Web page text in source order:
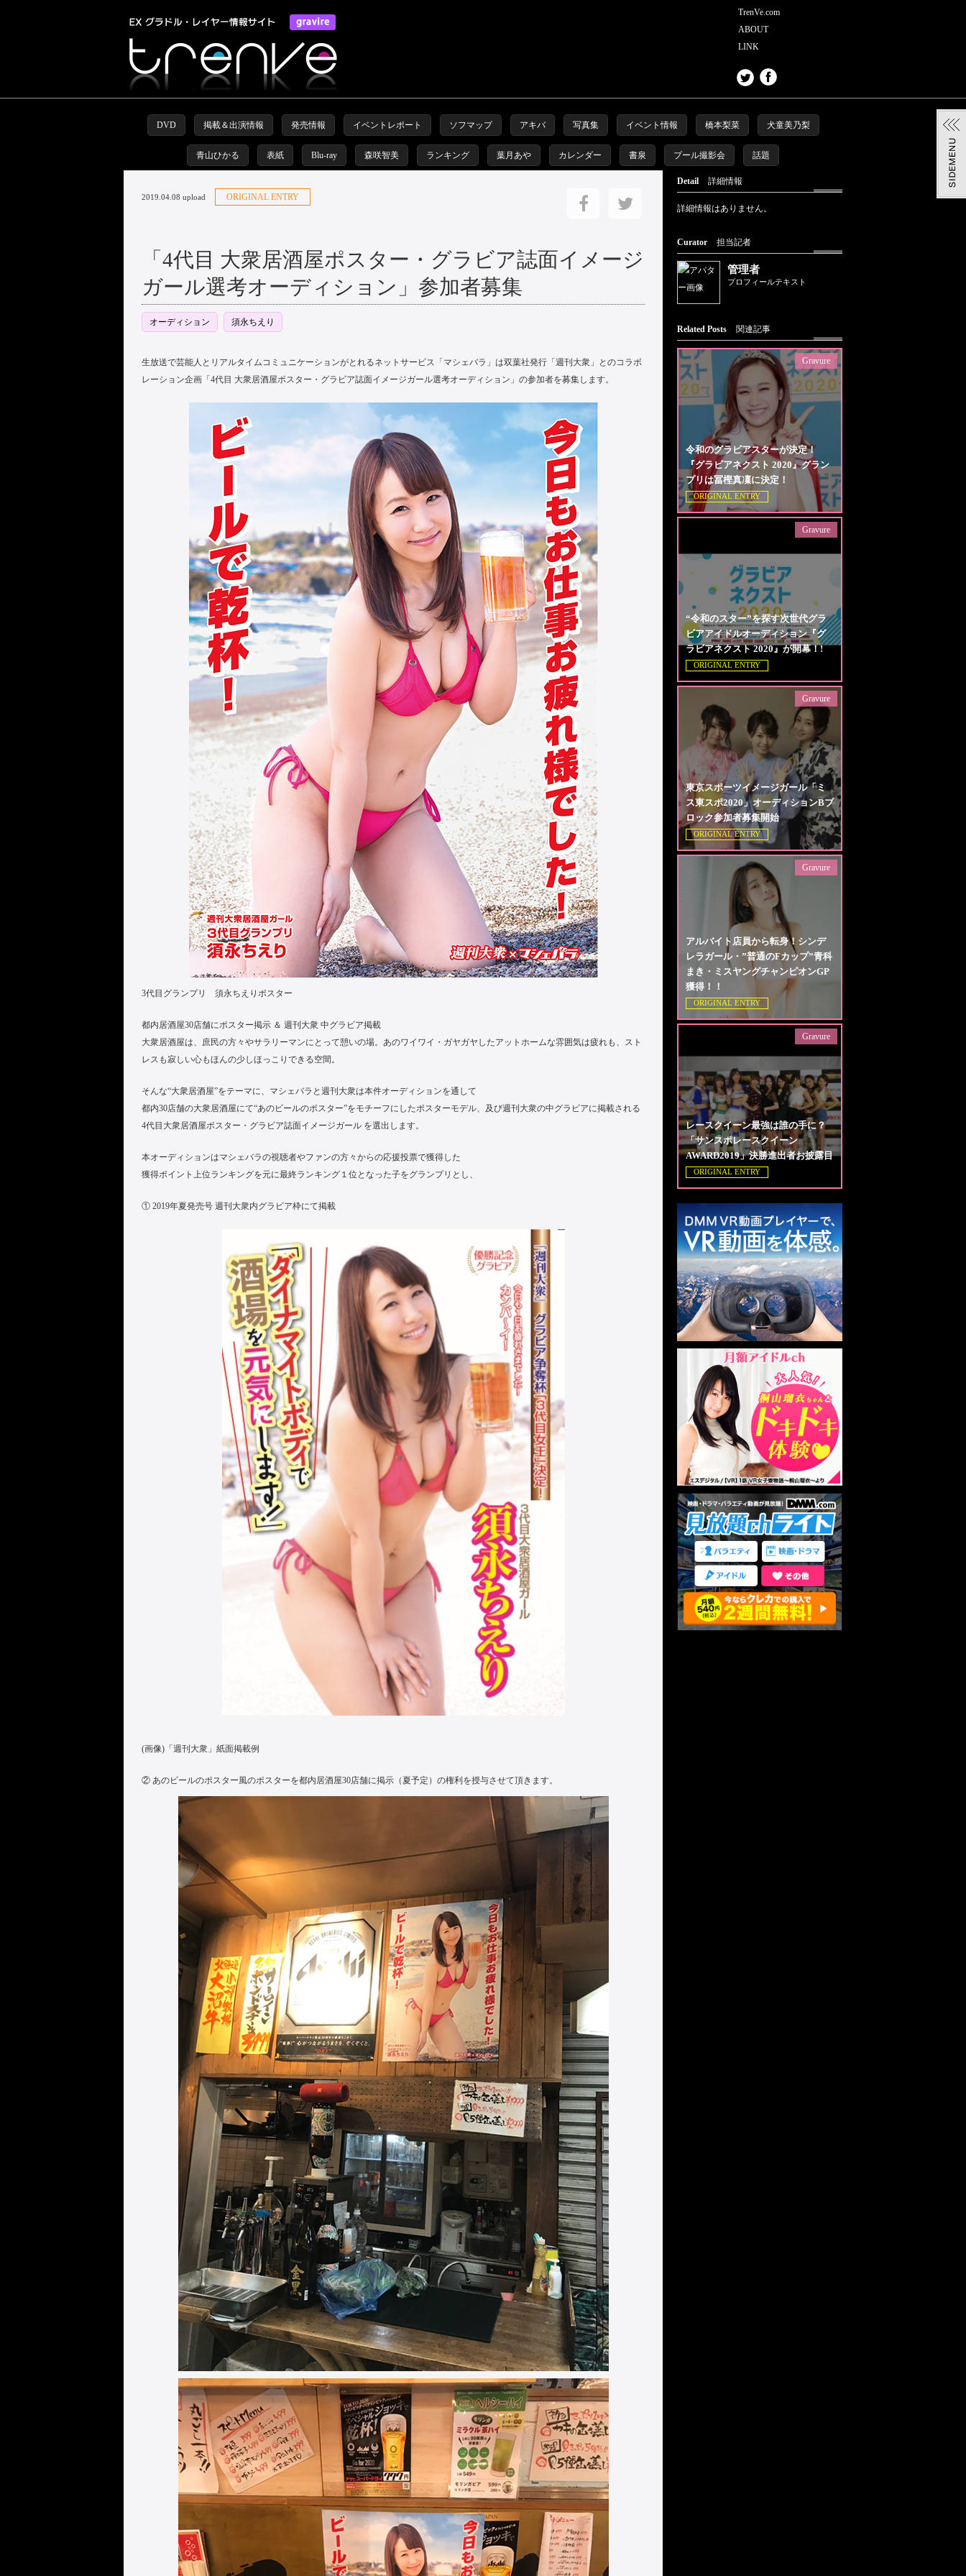
TrenVe.com
ABOUT
LINK
DVD 掲載＆出演情報 発売情報 イベントレポート ソフマップ アキバ 写真集 イベント情報 橋本梨菜 犬童美乃梨
青山ひかる 表紙 Blu-ray 森咲智美 ランキング 葉月あや カレンダー 書泉 プール撮影会 話題
2019.04.08 upload ORIGINAL ENTRY
「4代目 大衆居酒屋ポスター・グラビア誌面イメージ
ガール選考オーディション」参加者募集
オーディション 須永ちえり
生放送で芸能人とリアルタイムコミュニケーションがとれるネットサービス「マシェバラ」は双葉社発行「週刊大衆」とのコラボ
レーション企画「4代目 大衆居酒屋ポスター・グラビア誌面イメージガール選考オーディション」の参加者を募集します。
3代目グランプリ 須永ちえりポスター
都内居酒屋30店舗にポスター掲示 ＆ 週刊大衆 中グラビア掲載
大衆居酒屋は、庶民の方々やサラリーマンにとって憩いの場。あのワイワイ・ガヤガヤしたアットホームな雰囲気は疲れも、スト
レスも寂しい心もほんの少しほっこりできる空間。
そんな“大衆居酒屋”をテーマに、マシェバラと週刊大衆は本件オーディションを通して
都内30店舗の大衆居酒屋にて“あのビールのポスター”をモチーフにしたポスターモデル、及び週刊大衆の中グラビアに掲載される
4代目大衆居酒屋ポスター・グラビア誌面イメージガール を選出します。
本オーディションはマシェバラの視聴者やファンの方々からの応援投票で獲得した
獲得ポイント上位ランキングを元に最終ランキング１位となった子をグランプリとし、
① 2019年夏発売号 週刊大衆内グラビア枠にて掲載
(画像)「週刊大衆」紙面掲載例
② あのビールのポスター風のポスターを都内居酒屋30店舗に掲示（夏予定）の権利を授与させて頂きます。
Detail 詳細情報
詳細情報はありません。
Curator 担当記者
管理者
プロフィールテキスト
Related Posts 関連記事
令和のグラビアスターが決定！
『グラビアネクスト 2020』グラン
プリは冨樫真凜に決定！
ORIGINAL ENTRY
Gravure
“令和のスター”を探す次世代グラ
ビアアイドルオーディション『グ
ラビアネクスト 2020』が開幕！!
ORIGINAL ENTRY
Gravure
東京スポーツイメージガール「ミ
ス東スポ2020」オーディションBブ
ロック参加者募集開始
ORIGINAL ENTRY
Gravure
アルバイト店員から転身！シンデ
レラガール・”普通のFカップ”青科
まき・ミスヤングチャンピオンGP
獲得！！
ORIGINAL ENTRY
Gravure
レースクイーン最強は誰の手に？
「サンスポレースクイーン
AWARD2019」決勝進出者お披露目
ORIGINAL ENTRY
Gravure